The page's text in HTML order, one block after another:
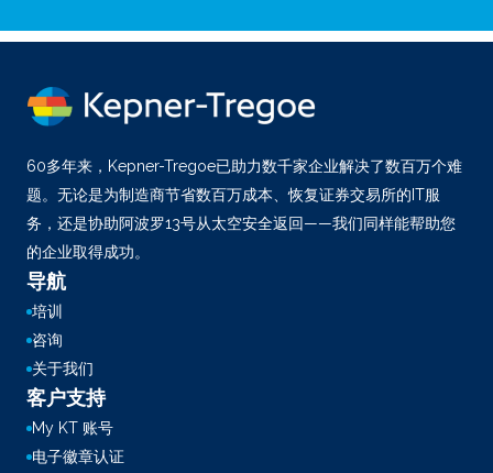
60多年来，Kepner-Tregoe已助力数千家企业解决了数百万个难
题。无论是为制造商节省数百万成本、恢复证券交易所的IT服
务，还是协助阿波罗13号从太空安全返回——我们同样能帮助您
的企业取得成功。
导航
培训
咨询
关于我们
客户支持
My KT 账号
电子徽章认证